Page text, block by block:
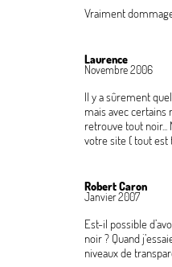
Vraiment
Laurence
Novembre 2006
Il y a sûrement
mais avec certains
retrouve tout
votre site ( tout est
Robert Caron
Janvier 2007
Est-il possible
noir? Quand
niveaux de